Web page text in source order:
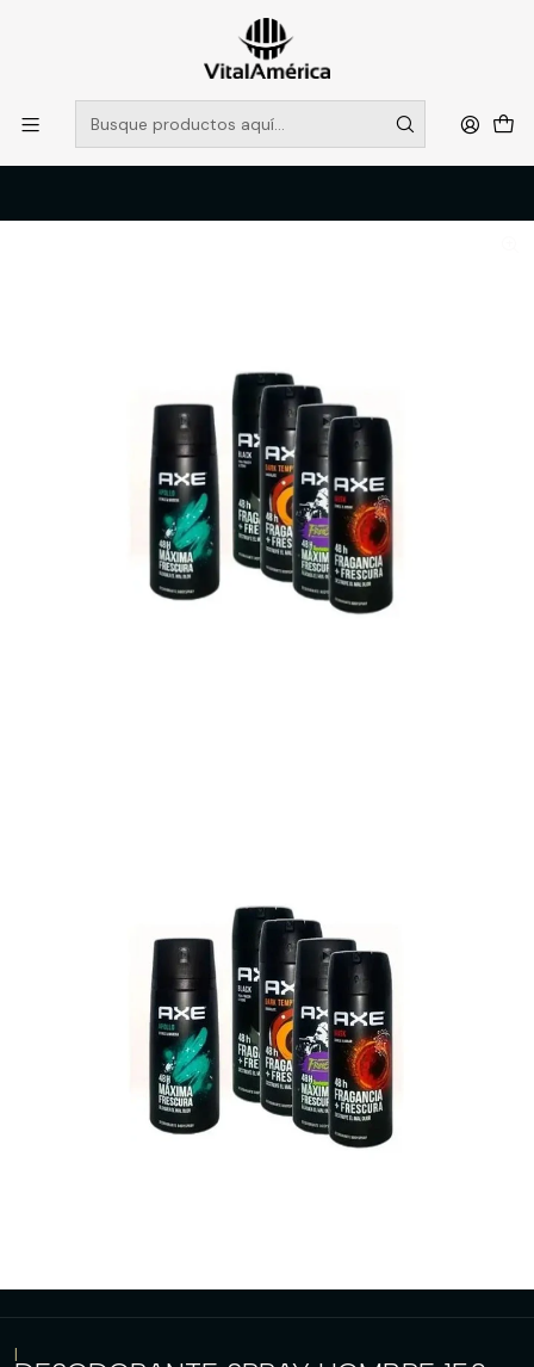
POR SISTEMA FRONTAL SOLO RETIROS EN TIENDA, DESDE
MUCHAS GRACIAS +569 5956 2237
Leer más
Inicio Catálogo
LIMPIEZA E HIGENE INDUSTRIAL
HIGENE PERSONAL
DESODORANTE SPRAY HOMBRE 150 GR AXE SURTIDO
|